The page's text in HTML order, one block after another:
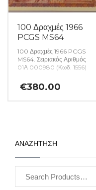
100 Δραχμές 1966
PCGS MS64
100 Δραχμές 1966 PCGS
MS64. Σειριακός Αριθμός
01Α 000980 (Κωδ. 1556)
€380.00
ΑΝΑΖΗΤΗΣΗ